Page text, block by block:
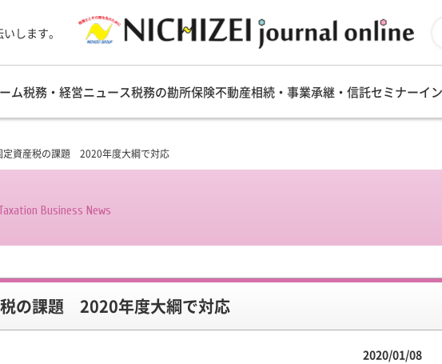
します。
ム税務・経営ニュース税務の勘所保険不動産相続・事業承継・信託セミナーイ
定資産税の課題 2020年度大綱で対応
Business News
の課題 2020年度大綱で対応
2020/01/08